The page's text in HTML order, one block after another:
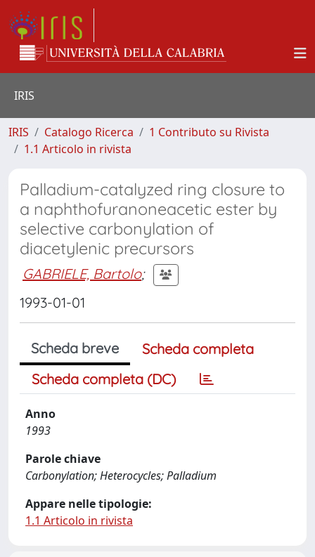
IRIS
IRIS Catalogo Ricerca
1 Contributo su Rivista
1.1 Articolo in rivista
Palladium-catalyzed ring closure to
a naphthofuranoneacetic ester by
selective carbonylation of
diacetylenic precursors
GABRIELE, Bartolo;
1993-01-01
Scheda breve
Scheda completa
Scheda completa (DC)
Anno
1993
Parole chiave
Carbonylation; Heterocycles; Palladium
Appare nelle tipologie:
1.1 Articolo in rivista